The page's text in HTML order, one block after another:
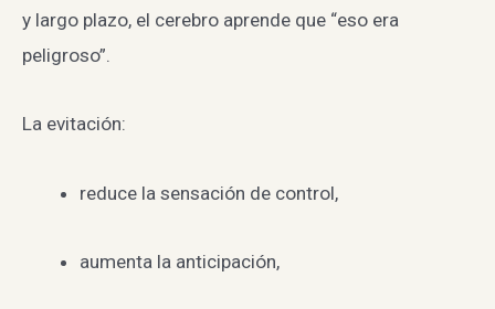
y largo plazo, el cerebro aprende que “eso era
peligroso”.
La evitación:
reduce la sensación de control,
aumenta la anticipación,